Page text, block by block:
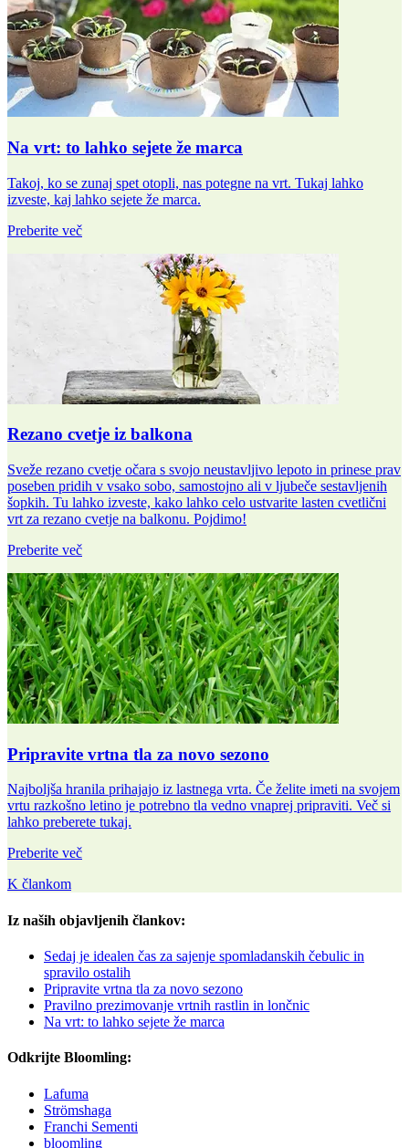
Na vrt: to lahko sejete že marca
Takoj, ko se zunaj spet otopli, nas potegne na vrt. Tukaj lahko
izveste, kaj lahko sejete že marca.
Preberite več
Rezano cvetje iz balkona
Sveže rezano cvetje očara s svojo neustavljivo lepoto in prinese prav
poseben pridih v vsako sobo, samostojno ali v ljubeče sestavljenih
šopkih. Tu lahko izveste, kako lahko celo ustvarite lasten cvetlični
vrt za rezano cvetje na balkonu. Pojdimo!
Preberite več
Pripravite vrtna tla za novo sezono
Najboljša hranila prihajajo iz lastnega vrta. Če želite imeti na svojem
vrtu razkošno letino je potrebno tla vedno vnaprej pripraviti. Več si
lahko preberete tukaj.
Preberite več
K člankom
Iz naših objavljenih člankov:
Sedaj je idealen čas za sajenje spomladanskih čebulic in
spravilo ostalih
Pripravite vrtna tla za novo sezono
Pravilno prezimovanje vrtnih rastlin in lončnic
Na vrt: to lahko sejete že marca
Odkrijte Bloomling:
Lafuma
Strömshaga
Franchi Sementi
bloomling